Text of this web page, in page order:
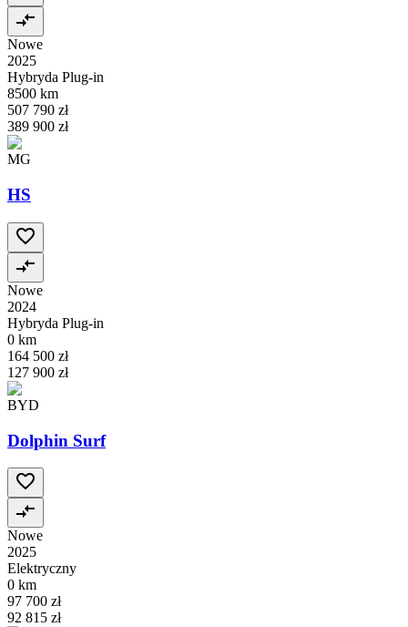
Nowe
2025
Hybryda Plug-in
8500 km
507 790 zł
389 900 zł
MG
HS
Nowe
2024
Hybryda Plug-in
0 km
164 500 zł
127 900 zł
BYD
Dolphin Surf
Nowe
2025
Elektryczny
0 km
97 700 zł
92 815 zł